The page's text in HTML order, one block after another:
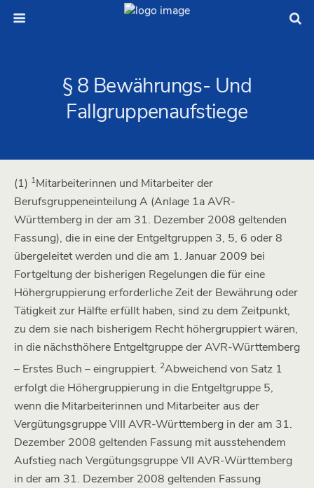
§ 8 Bewährungs- Und
Fallgruppenaufstiege
(1) 1Mitarbeiterinnen und Mitarbeiter der
Berufsgruppeneinteilung A (Anlage 1a AVR-
Württemberg in der am 31. Dezember 2008 geltenden
Fassung), die in eine der Entgeltgruppen 3, 5, 6 oder 8
übergeleitet werden und die am 1. Januar 2009 bei
Fortgeltung der bisherigen Regelungen die für eine
Höhergruppierung erforderliche Zeit der Bewährung oder
Tätigkeit zur Hälfte erfüllt haben, sind zu dem Zeitpunkt,
zu dem sie nach bisherigem Recht höhergruppiert wären,
in die nächsthöhere Entgeltgruppe der AVR-Württemberg
– Erstes Buch – eingruppiert. 2Abweichend von Satz 1
erfolgt die Höhergruppierung in die Entgeltgruppe 5,
wenn die Mitarbeiterinnen und Mitarbeiter aus der
Vergütungsgruppe VIII AVR-Württemberg in der am 31.
Dezember 2008 geltenden Fassung mit ausstehendem
Aufstieg nach Vergütungsgruppe VII AVR-Württemberg
in der am 31. Dezember 2008 geltenden Fassung